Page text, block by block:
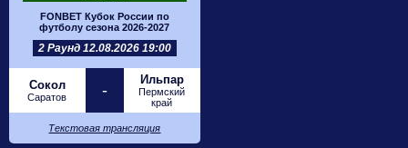
FONBET Кубок России по
футболу сезона 2026-2027
2 Раунд 12.08.2026 19:00
Сокол
Саратов -
Ильпар
Пермский
край
Текстовая трансляция